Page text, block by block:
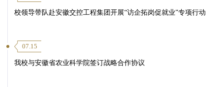
校领导带队赴安徽交控工程集团开展“访企拓岗促就业”专项行动
07.15
我校与安徽省农业科学院签订战略合作协议